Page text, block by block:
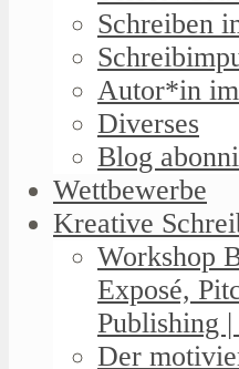
Schreiben
Autor*in
Diverses
Blog
Wettbewerbe
Kreative
Workshop
Exposé,
Publishing
Der